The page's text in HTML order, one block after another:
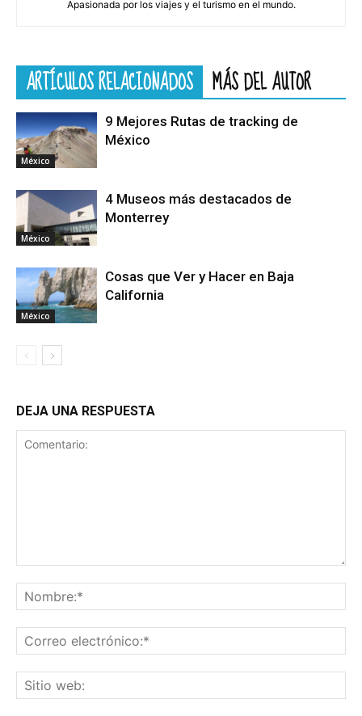
Apasionada por los viajes y el turismo en el mundo.
ARTÍCULOS RELACIONADOS MÁS DEL AUTOR
México
9 Mejores Rutas de tracking de
México
México
4 Museos más destacados de
Monterrey
México
Cosas que Ver y Hacer en Baja
California
DEJA UNA RESPUESTA